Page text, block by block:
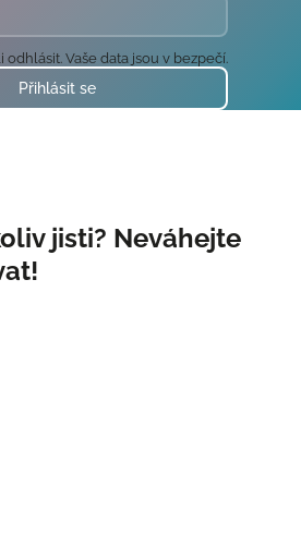
odhlásit. Vaše data jsou v bezpečí.
Přihlásit se
jisti? Neváhejte